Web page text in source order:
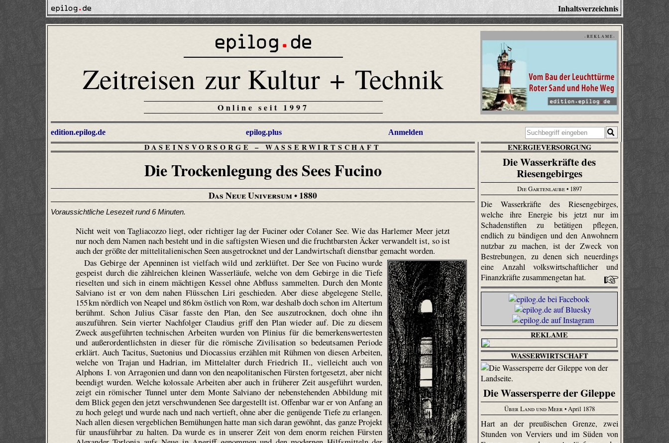
Inhaltsverzeichnis
Zeitreisen zur Kultur + Technik
Online seit 1997
- R E K L A M E -
edition.epilog.de epilog.plus Anmelden
DASEINSVORSORGE–WASSERWIRTSCHAFT
Die Trockenlegung des Sees Fucino
Das Neue Universum• 1880
Voraussichtliche Lesezeit rund 6 Minuten.
Nicht weit von Tagliacozzo liegt, oder richtiger lag der Fuciner oder Colaner See. Wie das Harlemer Meer jetzt
nur noch dem Namen nach besteht und in die saftigsten Wiesen und die fruchtbarsten Äcker verwandelt ist, so ist
auch der größte der mittelitalienischen Seen ausgetrocknet und der Landwirtschaft dienstbar gemacht worden.
Das Gebirge der Apenninen ist vielfach wild und zerklüftet. Der See von Fucino wurde
gespeist durch die zählreichen kleinen Wasserläufe, welche von dem Gebirge in die Tiefe
rieselten und sich in einem mächtigen Kessel ohne Abfluss sammelten. Durch den Monte
Salviano ist er von dem nahen Flüsschen Liri geschieden. Aber diese abgelegene Stelle,
155 km nördlich von Neapel und 86 km östlich von Rom, war deshalb doch schon im Altertum
berühmt. Schon Julius Cäsar fasste den Plan, den See auszutrocknen, doch ohne ihn
auszuführen. Sein vierter Nachfolger Claudius griff den Plan wieder auf. Die zu diesem
Zweck ausgeführten technischen Arbeiten wurden von Plinius für die bemerkenswertesten
und außer­ordent­lichsten in dieser für die römische Zivilisation so bedeutsamen Periode
erklärt. Auch Tacitus, Suetonius und Diocassius erzählen mit Rühmen von diesen Arbeiten,
welche von Trajan und Hadrian, im Mittelalter durch Friedrich II., vielleicht auch von
Alphons I. von Arragonien und dann von den neapolitanischen Fürsten fortgesetzt, aber nicht
beendigt wurden. Welche kolossale Arbeiten aber auch in früherer Zeit ausgeführt wurden,
zeigt ein römischer Tunnel unter dem Monte Salviano der nebenstehenden Abbildung mit
dem Blick gegen den jetzt verschwundenen See dargestellt ist. Offenbar war er von Anfang an
zu hoch gelegt und wurde nach und nach vertieft, ohne aber die genügende Tiefe zu erlangen.
Nach allen diesen vergeblichen Bemühungen hatte man sich daran gewöhnt, das ganze Projekt
für unausführbar zu halten. Da wurde es in unserer Zeit von dem enorm reichen Fürsten
ENERGIEVERSORGUNG
Die Wasserkräfte des
Riesengebirges
Die Gartenlaube• 1897
Die Wasserkräfte des Riesengebirges,
welche ihre Energie bis jetzt nur im
Schadenstiften zu betätigen pflegen,
endlich zu bändigen und den Anwohnern
nutzbar zu machen, ist der Zweck von
Bestrebungen, zu denen sich neuerdings
eine Anzahl volkswirtschaftlicher und
Finanzkräfte zusammengetan hat.
REKLAME
WASSERWIRTSCHAFT
Die Wassersperre der Gileppe
Über Land und Meer • April 1878
Hart an der preußischen Grenze, zwei
Stunden von Verviers und im Süden von